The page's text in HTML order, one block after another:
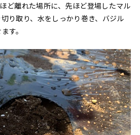
ど離れた場所に、先ほど登場したマル
り取り、水をしっかり巻き、バジル
す。